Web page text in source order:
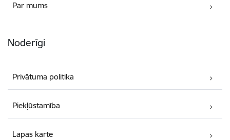
Par mums
Noderīgi
Privātuma politika
Piekļūstamība
Lapas karte